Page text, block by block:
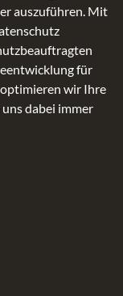
auszuführen. Mit
für
wir Ihre
dabei immer